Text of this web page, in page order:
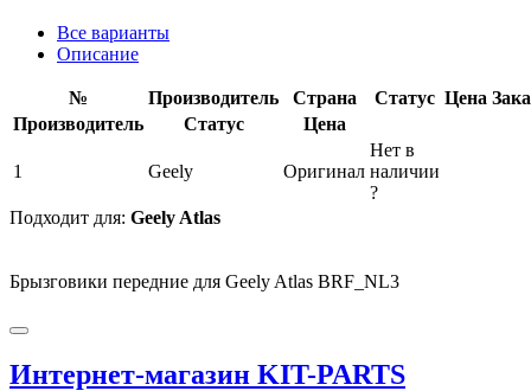
Все варианты
Описание
№ Производитель Страна Статус Цена
Производитель
Статус Цена
1 Geely Оригинал
Нет в
наличии
?
Подходит для: Geely Atlas
Брызговики передние для Geely Atlas BRF_NL3
Интернет-магазин KIT-PARTS